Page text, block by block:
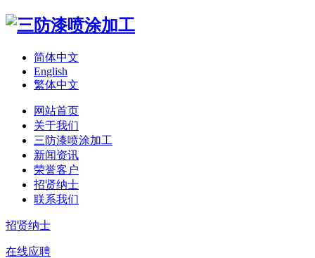
简体中文
English
繁体中文
网站首页
关于我们
三防漆喷涂加工
新闻资讯
荣誉客户
招贤纳士
联系我们
招贤纳士
在线应聘